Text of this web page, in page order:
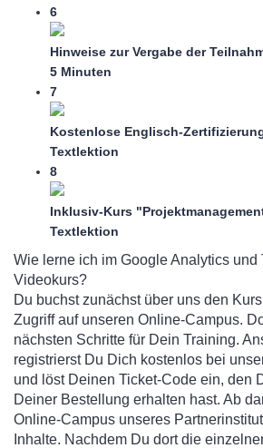
6
Hinweise zur Vergabe der
5 Minuten
7
Kostenlose Englisch-
Textlektion
8
Inklusiv-Kurs
Textlektion
Wie lerne ich im Google Analytics und
Videokurs?
Du buchst zunächst über uns den
Zugriff auf unseren Online-Campus.
nächsten Schritte für Dein Training.
registrierst Du Dich kostenlos bei
und löst Deinen Ticket-Code ein, den
Deiner Bestellung erhalten hast. Ab
Online-Campus unseres
Inhalte. Nachdem Du dort die